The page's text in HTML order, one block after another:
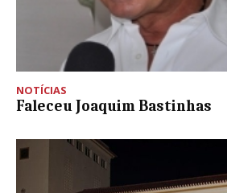
NOTÍCIAS
Faleceu Joaquim Bastinhas